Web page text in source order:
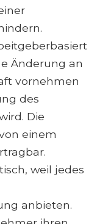
Änderung an
vornehmen
des
Die
einem
weil jedes
anbieten.